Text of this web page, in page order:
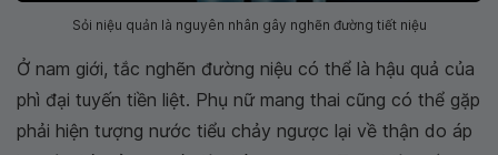
Sỏi niệu quản là nguyên nhân gây nghẽn đường tiết niệu
Ở nam giới, tắc nghẽn đường niệu có thể là hậu quả của
phì đại tuyến tiền liệt. Phụ nữ mang thai cũng có thể gặp
phải hiện tượng nước tiểu chảy ngược lại về thận do áp